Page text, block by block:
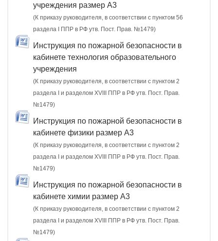
учреждения размер А3
(К приказу руководителя, в соответствии с пунктом 56
раздела I ППР в РФ утв. Пост. Прав. №1479)
Инструкция по пожарной безопасности в
кабинете технология образовательного
учреждения
(К приказу руководителя, в соответствии с пунктом 2
раздела I и разделом XVIII ППР в РФ утв. Пост. Прав.
№1479)
Инструкция по пожарной безопасности в
кабинете физики размер А3
(К приказу руководителя, в соответствии с пунктом 2
раздела I и разделом XVIII ППР в РФ утв. Пост. Прав.
№1479)
Инструкция по пожарной безопасности в
кабинете химии размер А3
(К приказу руководителя, в соответствии с пунктом 2
раздела I и разделом XVIII ППР в РФ утв. Пост. Прав.
№1479)